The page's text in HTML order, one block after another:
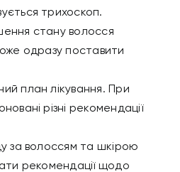
трихоскоп.
стану волосся
одразу поставити
план лікування. При
різні рекомендації
за волоссям та шкірою
рекомендації щодо